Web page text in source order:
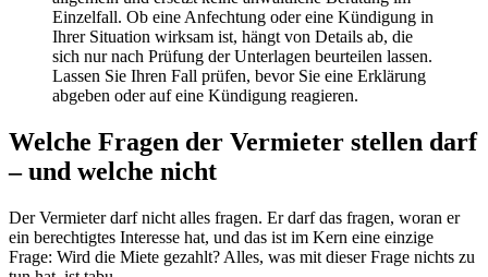
Einzelfall. Ob eine Anfechtung oder eine Kündigung in
Ihrer Situation wirksam ist, hängt von Details ab, die
sich nur nach Prüfung der Unterlagen beurteilen lassen.
Lassen Sie Ihren Fall prüfen, bevor Sie eine Erklärung
abgeben oder auf eine Kündigung reagieren.
Welche Fragen der Vermieter stellen darf
– und welche nicht
Der Vermieter darf nicht alles fragen. Er darf das fragen, woran er
ein berechtigtes Interesse hat, und das ist im Kern eine einzige
Frage: Wird die Miete gezahlt? Alles, was mit dieser Frage nichts zu